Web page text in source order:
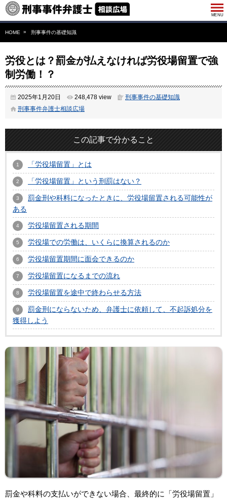
HOME 刑事事件の基礎知識
労役とは？罰金が払えなければ労役場留置で強
制労働！？
2025年1月20日 248,478 view
刑事事件の基礎知識
刑事事件弁護士相談広場
この記事で分かること
「労役場留置」とは
「労役場留置」という刑罰はない？
罰金刑や科料になったときに、労役場留置される可能性が
ある
労役場留置される期間
労役場での労働は、いくらに換算されるのか
労役場留置期間に面会できるのか
労役場留置になるまでの流れ
労役場留置を途中で終わらせる方法
罰金刑にならないため、弁護士に依頼して、不起訴処分を
獲得しよう
罰金や科料の支払いができない場合、最終的に「労役場留置」